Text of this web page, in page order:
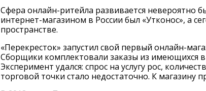
Сфера онлайн-ритейла развивается невероятно
интернет-магазином в России был «Утконос», а
пространстве.
«Перекресток» запустил свой первый онлайн-
Сборщики комплектовали заказы из имеющихся
Эксперимент удался: спрос на услугу рос,
торговой точки стало недостаточно. К